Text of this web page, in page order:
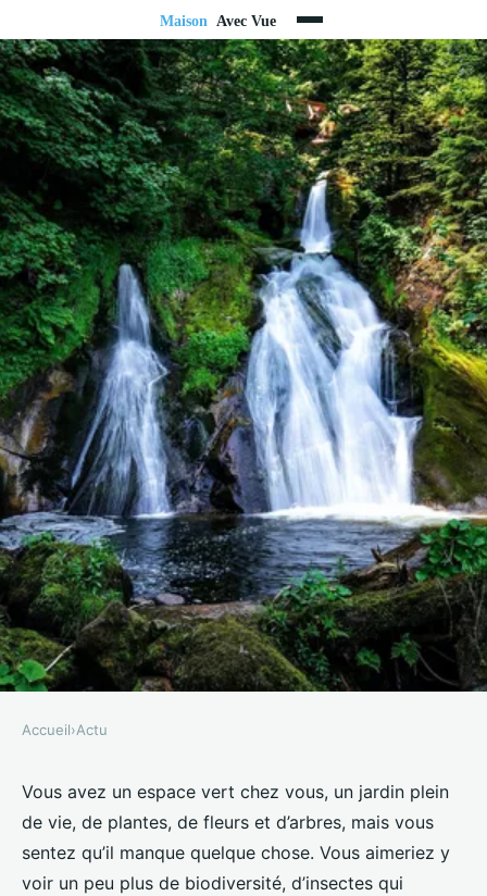
Comment créer un point d'eau
dans un jardin qui attire la
faune locale?
Accueil›Actu
Vous avez un espace vert chez vous, un jardin plein
de vie, de plantes, de fleurs et d’arbres, mais vous
sentez qu’il manque quelque chose. Vous aimeriez y
voir un peu plus de biodiversité, d’insectes qui